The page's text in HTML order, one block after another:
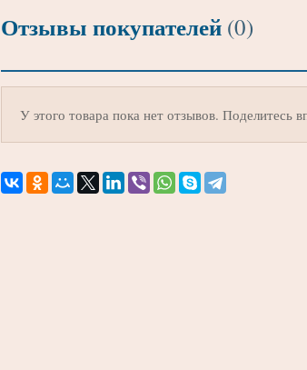
Отзывы покупателей (0)
У этого товара пока нет отзывов. Поделитесь